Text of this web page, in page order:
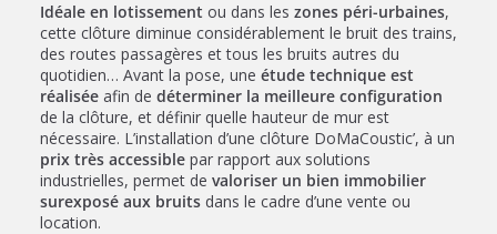
Idéale en lotissement ou dans les zones péri-urbaines,
cette clôture diminue considérablement le bruit des trains,
des routes passagères et tous les bruits autres du
quotidien… Avant la pose, une étude technique est
réalisée afin de déterminer la meilleure configuration
de la clôture, et définir quelle hauteur de mur est
nécessaire. L’installation d’une clôture DoMaCoustic’, à un
prix très accessible par rapport aux solutions
industrielles, permet de valoriser un bien immobilier
surexposé aux bruits dans le cadre d’une vente ou
location.